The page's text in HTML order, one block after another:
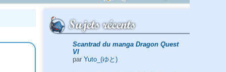
Sujets récents
Scantrad du manga Dragon Quest
VI
par Yuto_(ゆと)